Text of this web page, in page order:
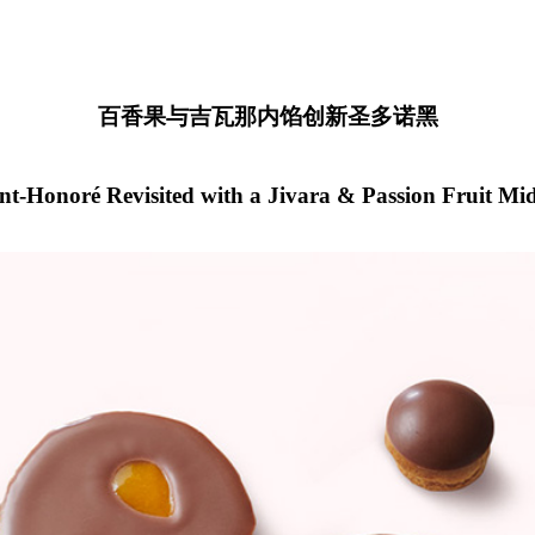
百香果与吉瓦那内馅创新圣多诺黑
Honoré Revisited with a Jivara & Passion Fruit